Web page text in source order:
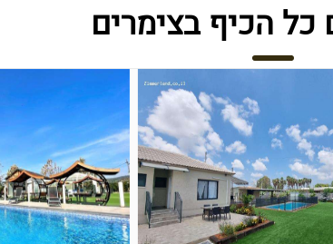
כל הכיף בצימרים